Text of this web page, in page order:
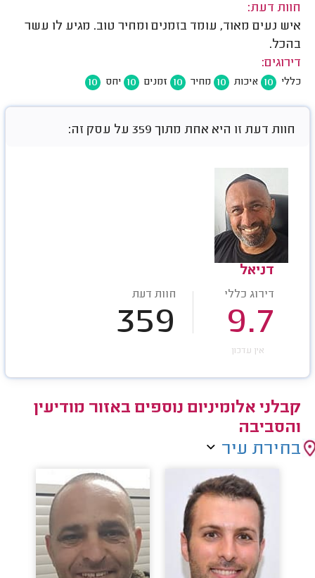
חוות דעת:
איש נעים מאוד, עומד בזמנים ומחיר טוב. מגיע לו עשר
בהכל.
דירוגים:
כללי 10 איכות 10 מחיר 10 זמנים 10 יחס 10
חוות דעת זו היא אחת מתוך 359 על עסק זה:
דניאל
דירוג כללי
9.7
חוות דעת
359
אין עדכון
קבלני אלומיניום נוספים באזור מודיעין
והסביבה
בחירת עיר